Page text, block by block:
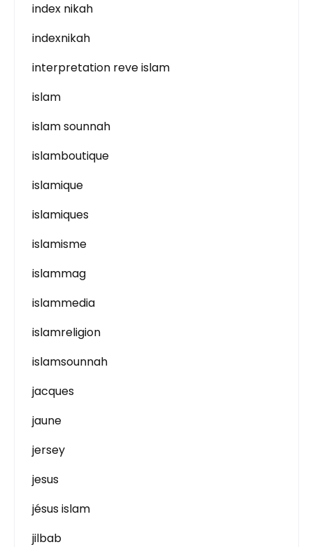
index nikah
indexnikah
interpretation reve islam
islam
islam sounnah
islamboutique
islamique
islamiques
islamisme
islammag
islammedia
islamreligion
islamsounnah
jacques
jaune
jersey
jesus
jésus islam
jilbab